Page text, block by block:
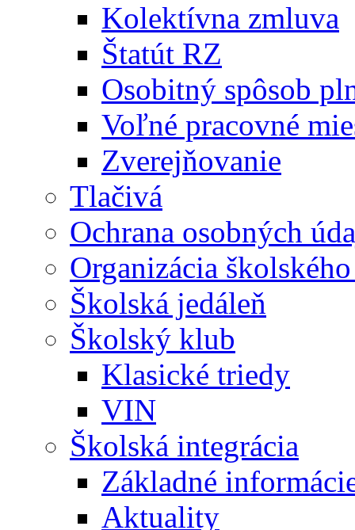
Kolektívna zmluva
Štatút RZ
Osobitný spôsob
Voľné pracovné
Zverejňovanie
Tlačivá
Ochrana osobných
Organizácia
Školská jedáleň
Školský klub
Klasické triedy
VIN
Školská integrácia
Základné
Aktuality